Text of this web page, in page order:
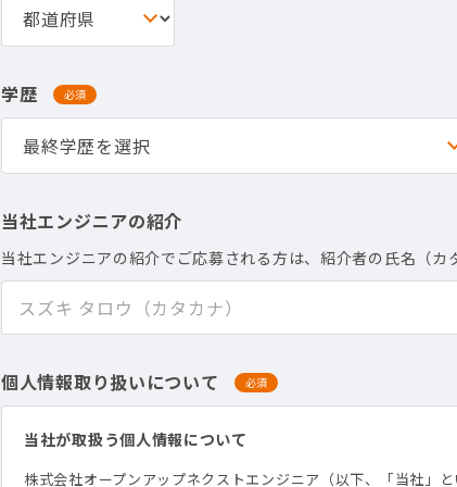
学歴 必須
当社エンジニアの紹介
当社エンジニアの紹介でご応募される方は、紹介者の氏名（カ
個人情報取り扱いについて 必須
当社が取扱う個人情報について
株式会社オープンアップネクストエンジニア（以下、「当社」